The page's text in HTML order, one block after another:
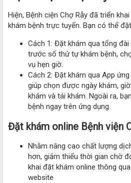
Hiện, Bệnh ciện Chợ Rẫy đã triển
khám bệnh trực tuyến. Bạn có thể
Cách 1: Đặt khám qua tổng đài
trước số thứ tự khám bệnh,
vụ hẹn giờ.
Cách 2: Đặt khám qua App
giúp chọn được ngày khám,
khám và tái khám. Ngoài ra,
bệnh ngay trên ứng dụng.
Đặt khám online Bệnh viện
Nhằm nâng cao chất lượng
hơn, giảm thiểu thời gian chờ
khai đặt khám online thông
website